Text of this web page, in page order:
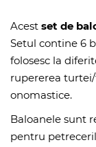
Acest set de
Setul contine 6
folosesc la
rupererea
onomastice.
Baloanele sunt
pentru